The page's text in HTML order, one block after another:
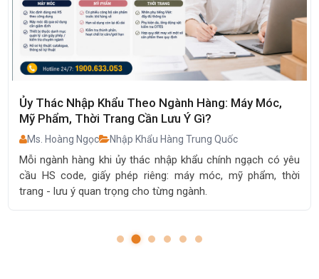
SME, Shop Online Nào Nên Dùng Ủy Thác Nhập
Khẩu Thay Vì Tự Làm Chính Ngạch?
Ms. Hoàng Ngọc Nhập Khẩu Hàng Trung Quốc
Doanh nghiệp nào nên ủy thác nhập khẩu chính ngạch thay
vì tự làm? 4 chân dung khách hàng phù hợp và dấu hiệu
nhận biết đã đến lúc thuê ngoài.